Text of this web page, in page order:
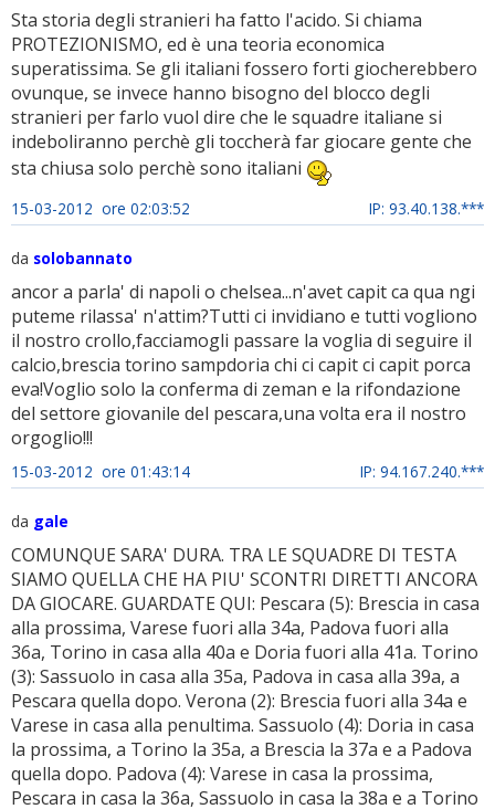
Sta storia degli stranieri ha fatto l'acido. Si chiama
PROTEZIONISMO, ed è una teoria economica
superatissima. Se gli italiani fossero forti giocherebbero
ovunque, se invece hanno bisogno del blocco degli
stranieri per farlo vuol dire che le squadre italiane si
indeboliranno perchè gli toccherà far giocare gente che
sta chiusa solo perchè sono italiani
15-03-2012 ore 02:03:52 IP: 93.40.138.***
da solobannato
ancor a parla' di napoli o chelsea...n'avet capit ca qua ngi
puteme rilassa' n'attim?Tutti ci invidiano e tutti vogliono
il nostro crollo,facciamogli passare la voglia di seguire il
calcio,brescia torino sampdoria chi ci capit ci capit porca
eva!Voglio solo la conferma di zeman e la rifondazione
del settore giovanile del pescara,una volta era il nostro
orgoglio!!!
15-03-2012 ore 01:43:14 IP: 94.167.240.***
da gale
COMUNQUE SARA' DURA. TRA LE SQUADRE DI TESTA
SIAMO QUELLA CHE HA PIU' SCONTRI DIRETTI ANCORA
DA GIOCARE. GUARDATE QUI: Pescara (5): Brescia in casa
alla prossima, Varese fuori alla 34a, Padova fuori alla
36a, Torino in casa alla 40a e Doria fuori alla 41a. Torino
(3): Sassuolo in casa alla 35a, Padova in casa alla 39a, a
Pescara quella dopo. Verona (2): Brescia fuori alla 34a e
Varese in casa alla penultima. Sassuolo (4): Doria in casa
la prossima, a Torino la 35a, a Brescia la 37a e a Padova
quella dopo. Padova (4): Varese in casa la prossima,
Pescara in casa la 36a, Sassuolo in casa la 38a e a Torino